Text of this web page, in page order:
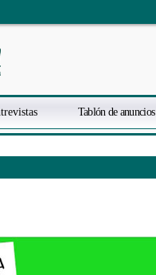
Tablón de anuncios